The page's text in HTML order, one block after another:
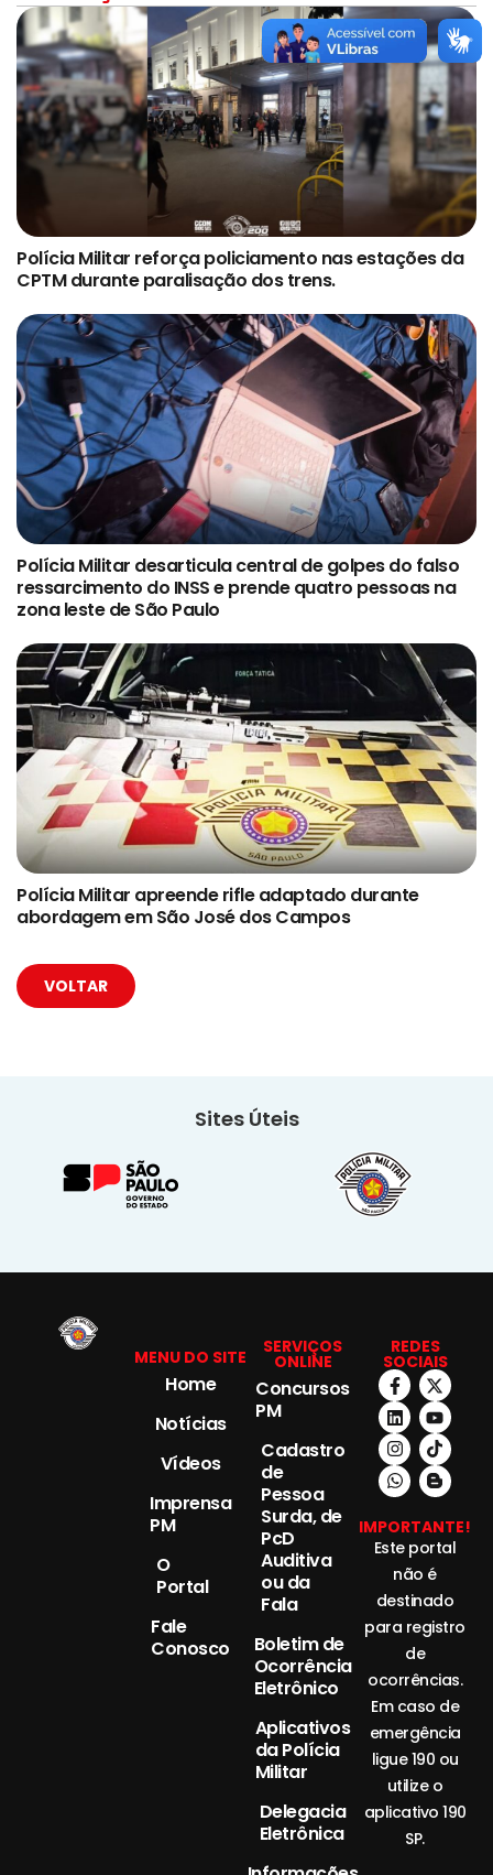
Polícia Militar reforça policiamento nas estações da
CPTM durante paralisação dos trens.
Polícia Militar desarticula central de golpes do falso
ressarcimento do INSS e prende quatro pessoas na
zona leste de São Paulo
Polícia Militar apreende rifle adaptado durante
abordagem em São José dos Campos
VOLTAR
Sites Úteis
MENU DO SITE
Home
Notícias
Vídeos
Imprensa
PM
O
Portal
Fale
Conosco
SERVIÇOS
ONLINE
Concursos
PM
Cadastro
de
Pessoa
Surda, de
PcD
Auditiva
ou da
Fala
Boletim de
Ocorrência
Eletrônico
Aplicativos
da Polícia
Militar
Delegacia
Eletrônica
REDES
SOCIAIS
IMPORTANTE!
Este portal
não é
destinado
para registro
de
ocorrências.
Em caso de
emergência
ligue 190 ou
utilize o
aplicativo 190
SP.